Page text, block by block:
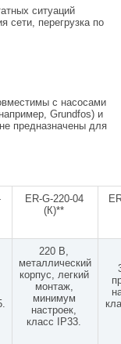
ситуаций
сети, перегрузка по
с насосами
Grundfos) и
предназначены для
ER-G-220-04
(К)**
220 В,
металлический
корпус, легкий
монтаж,
минимум
настроек,
класс IP33.